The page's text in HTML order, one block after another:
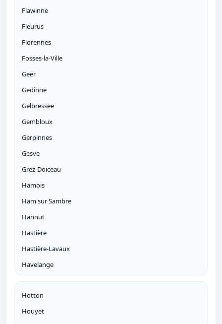
Flawinne
Fleurus
Florennes
Fosses-la-Ville
Geer
Gedinne
Gelbressee
Gembloux
Gerpinnes
Gesve
Grez-Doiceau
Hamois
Ham sur Sambre
Hannut
Hastière
Hastière-Lavaux
Havelange
Hotton
Houyet